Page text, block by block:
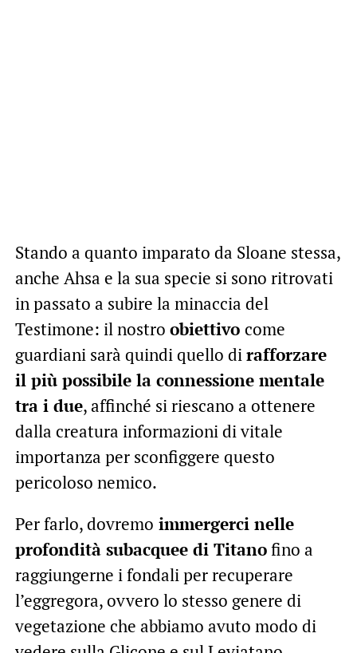
Stando a quanto imparato da Sloane stessa,
anche Ahsa e la sua specie si sono ritrovati
in passato a subire la minaccia del
Testimone: il nostro obiettivo come
guardiani sarà quindi quello dirafforzare
il più possibile la connessione mentale
tra i due, affinché si riescano a ottenere
dalla creatura informazioni di vitale
importanza per sconfiggere questo
pericoloso nemico.
Per farlo, dovremo immergerci nelle
profondità subacquee di Titanofino a
raggiungerne i fondali per recuperare
l’eggregora, ovvero lo stesso genere di
vegetazione che abbiamo avuto modo di